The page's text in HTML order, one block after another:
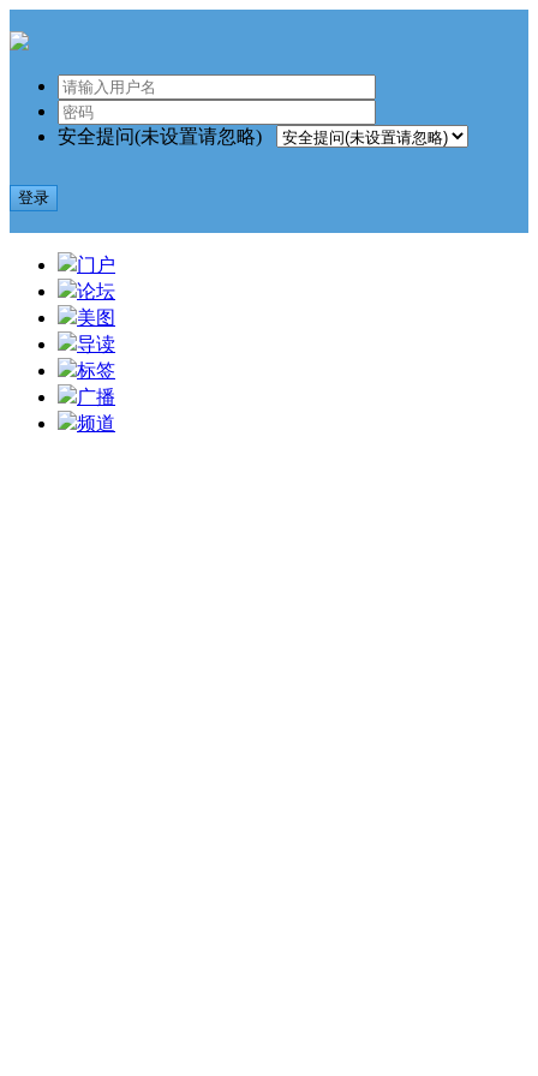
安全提问(未设置请忽略)
登录
门户
论坛
美图
导读
标签
广播
频道